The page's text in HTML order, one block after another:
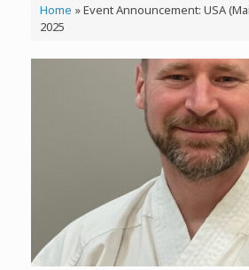
Home »Event Announcement: USA
2025